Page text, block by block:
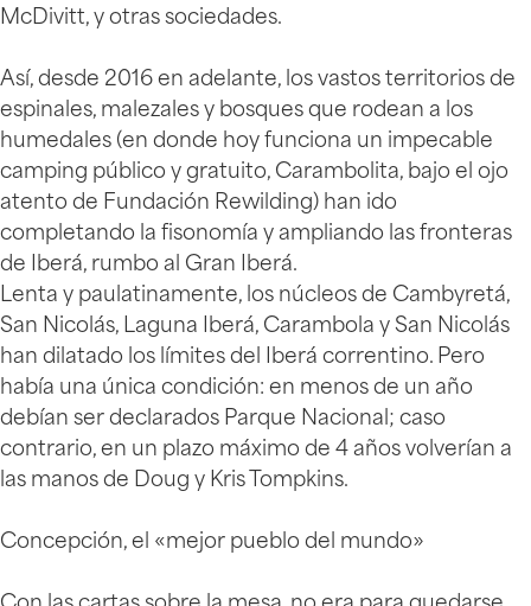
McDivitt, y otras sociedades.
Así, desde 2016 en adelante, los vastos territorios de
espinales, malezales y bosques que rodean a los
humedales (en donde hoy funciona un impecable
camping público y gratuito, Carambolita, bajo el ojo
atento de Fundación Rewilding) han ido
completando la fisonomía y ampliando las fronteras
de Iberá, rumbo al Gran Iberá.
Lenta y paulatinamente, los núcleos de Cambyretá,
San Nicolás, Laguna Iberá, Carambola y San Nicolás
han dilatado los límites del Iberá correntino. Pero
había una única condición: en menos de un año
debían ser declarados Parque Nacional; caso
contrario, en un plazo máximo de 4 años volverían a
las manos de Doug y Kris Tompkins.
Concepción, el «mejor pueblo del mundo»